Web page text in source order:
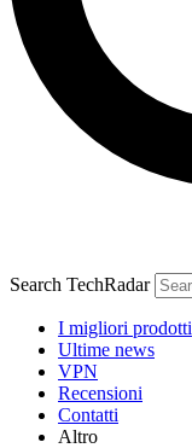
Search TechRadar
I migliori prodotti
Ultime news
VPN
Recensioni
Contatti
Altro